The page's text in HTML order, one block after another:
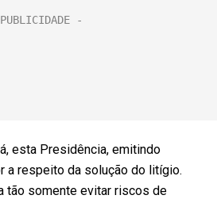
esta Presidência, emitindo
a respeito da solução do litígio.
tão somente evitar riscos de